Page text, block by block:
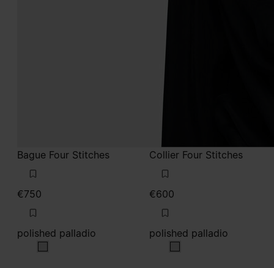
Bague Four Stitches
€750
polished palladio
polished palladio
Collier Four Stitches
€600
polished palladio
polished palladio